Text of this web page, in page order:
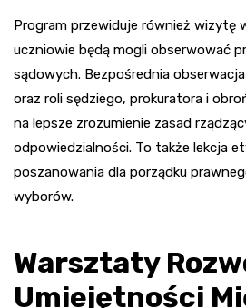
Program przewiduje również wizytę
uczniowie będą mogli obserwować
sądowych. Bezpośrednia
oraz roli sędziego, prokuratora i
na lepsze zrozumienie zasad
odpowiedzialności. To także lekcja
poszanowania dla porządku
wyborów.
Warsztaty
Umiejętności